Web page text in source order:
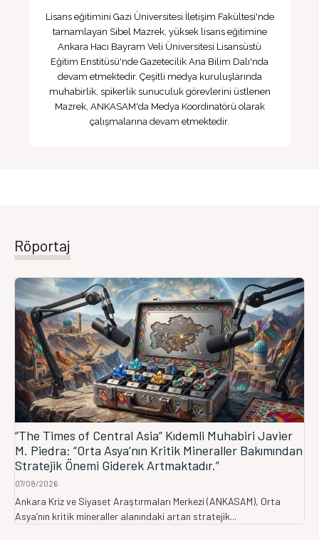
Lisans eğitimini Gazi Üniversitesi İletişim Fakültesi'nde
tamamlayan Sibel Mazrek, yüksek lisans eğitimine
Ankara Hacı Bayram Veli Üniversitesi Lisansüstü
Eğitim Enstitüsü'nde Gazetecilik Ana Bilim Dalı'nda
devam etmektedir. Çeşitli medya kuruluşlarında
muhabirlik, spikerlik sunuculuk görevlerini üstlenen
Mazrek, ANKASAM'da Medya Koordinatörü olarak
çalışmalarına devam etmektedir.
Röportaj
“The Times of Central Asia” Kıdemli Muhabiri Javier
M. Piedra: “Orta Asya’nın Kritik Mineraller Bakımından
Stratejik Önemi Giderek Artmaktadır.”
07/08/2026
Ankara Kriz ve Siyaset Araştırmaları Merkezi (ANKASAM), Orta
Asya’nın kritik mineraller alanındaki artan stratejik...